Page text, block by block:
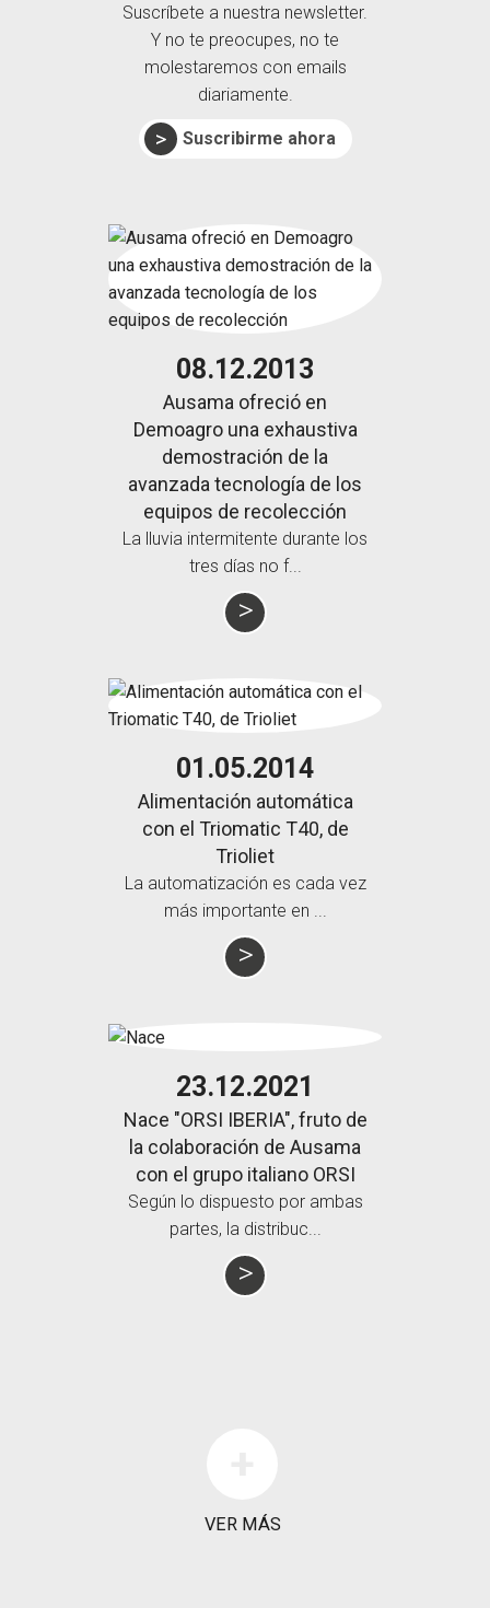
Suscríbete a nuestra newsletter.
Y no te preocupes, no te
molestaremos con emails
diariamente.
Suscribirme ahora
08.12.2013
Ausama ofreció en
Demoagro una exhaustiva
demostración de la
avanzada tecnología de los
equipos de recolección
La lluvia intermitente durante los
tres días no f...
01.05.2014
Alimentación automática
con el Triomatic T40, de
Trioliet
La automatización es cada vez
más importante en ...
23.12.2021
Nace "ORSI IBERIA", fruto de
la colaboración de Ausama
con el grupo italiano ORSI
Según lo dispuesto por ambas
partes, la distribuc...
VER MÁS